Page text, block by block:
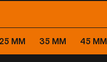
25 MM 35 MM 45 MM